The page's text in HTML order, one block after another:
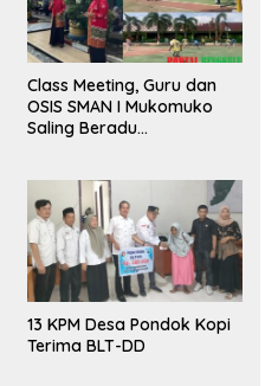
Class Meeting, Guru dan
OSIS SMAN I Mukomuko
Saling Beradu
13 KPM Desa Pondok Kopi
Terima BLT-DD